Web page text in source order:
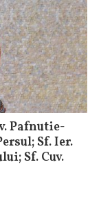
Pafnutie-
Sf. Ier.
Sf. Cuv.